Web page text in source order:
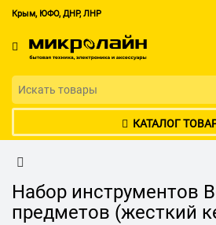
Крым, ЮФО, ДНР, ЛНР
КАТАЛОГ
Набор инструментов
предметов (жесткий